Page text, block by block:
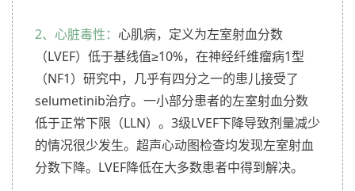
2、心脏毒性： 心肌病，定义为左室射血分数
（LVEF）低于基线值≥10%，在神经纤维瘤病1型
（NF1）研究中，几乎有四分之一的患儿接受了
selumetinib治疗。一小部分患者的左室射血分数
低于正常下限（LLN）。3级LVEF下降导致剂量减少
的情况很少发生。超声心动图检查均发现左室射血
分数下降。LVEF降低在大多数患者中得到解决。